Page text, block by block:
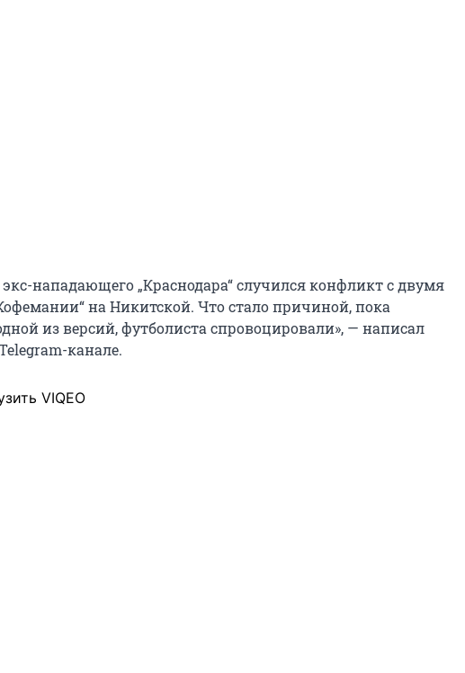
экс-нападающего „Краснодара“ случился конфликт с двумя
на Никитской. Что стало причиной, пока
из версий, футболиста спровоцировали», — написал
канале.
VIQEO